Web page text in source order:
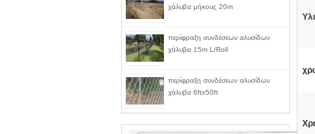
χάλυβα μήκους 20m
περίφραξη συνδέσεων αλυσίδων
χάλυβα 15m L/Roll
περίφραξη συνδέσεων αλυσίδων
χάλυβα 6ftx50ft